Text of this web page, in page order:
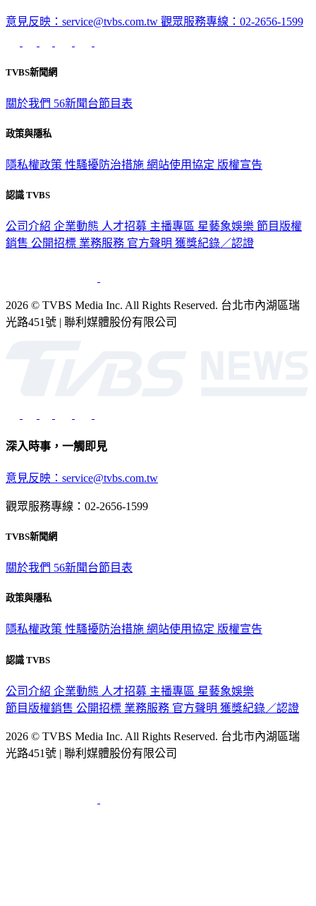
意見反映：service@tvbs.com.tw 觀眾服務專線：02-2656-1599
TVBS新聞網
關於我們 56新聞台節目表
政策與隱私
隱私權政策 性騷擾防治措施 網站使用協定 版權宣告
認識 TVBS
公司介紹 企業動態 人才招募 主播專區 星藝象娛樂 節目版權
銷售 公開招標 業務服務 官方聲明 獲獎紀錄／認證
2026 © TVBS Media Inc. All Rights Reserved. 台北市內湖區瑞
光路451號 | 聯利媒體股份有限公司
深入時事，一觸即見
意見反映：service@tvbs.com.tw
觀眾服務專線：02-2656-1599
TVBS新聞網
關於我們 56新聞台節目表
政策與隱私
隱私權政策 性騷擾防治措施 網站使用協定 版權宣告
認識 TVBS
公司介紹 企業動態 人才招募 主播專區 星藝象娛樂
節目版權銷售 公開招標 業務服務 官方聲明 獲獎紀錄／認證
2026 © TVBS Media Inc. All Rights Reserved. 台北市內湖區瑞
光路451號 | 聯利媒體股份有限公司